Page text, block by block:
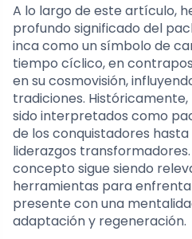
A lo largo de este artículo,
profundo significado del
inca como un símbolo de
tiempo cíclico, en
en su cosmovisión,
tradiciones.
sido interpretados como
de los conquistadores
liderazgos
concepto sigue siendo
herramientas para
presente con una
adaptación y regeneración.